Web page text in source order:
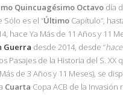
Quincuagésimo Octavo día
Sólo es el “Último Capítulo”,
hace Ya Más de 11 Años y 11
Guerra desde 2014, desde “
Pasajes de la Historia del S. XX
de 3 Años y 11 Meses), se
Cuarta Copa ACB de la